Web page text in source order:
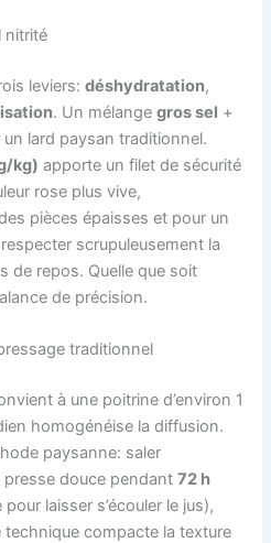
nitrité
leviers:déshydratation,
. Un mélangegros sel +
lard paysan traditionnel.
kg) apporte un filet de sécurité
rose plus vive,
pièces épaisses et pour un
scrupuleusement la
de repos. Quelle que soit
de précision.
traditionnel
à une poitrine d’environ 1
homogénéise la diffusion.
paysanne: saler
presse douce pendant72 h
laisser s’écouler le jus),
compacte la texture